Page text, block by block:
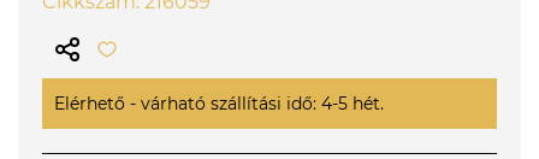
Elérhető - várható szállítási idő: 4-5 hét.